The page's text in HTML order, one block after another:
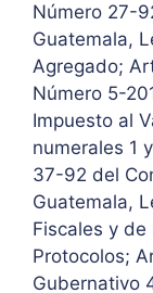
Número 27-
Guatemala,
Agregado;
Número 5-
Impuesto al
numerales 1
37-92 del
Guatemala,
Fiscales y de
Protocolos;
Gubernativo